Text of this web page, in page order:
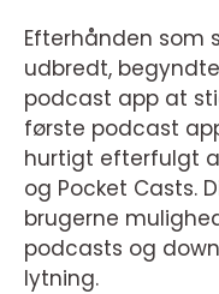
Efterhånden som
udbredt,
podcast app at
første podcast
hurtigt efterfulgt
og Pocket Casts.
brugerne
podcasts og
lytning.